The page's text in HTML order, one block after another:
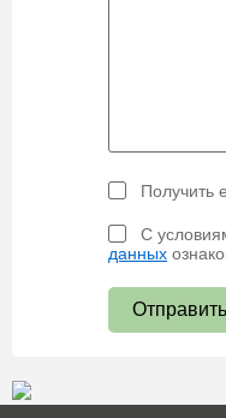
Получить
С
данных
Отправить